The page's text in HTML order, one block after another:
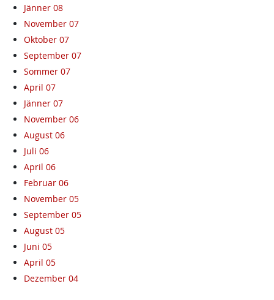
Jänner 08
November 07
Oktober 07
September 07
Sommer 07
April 07
Jänner 07
November 06
August 06
Juli 06
April 06
Februar 06
November 05
September 05
August 05
Juni 05
April 05
Dezember 04